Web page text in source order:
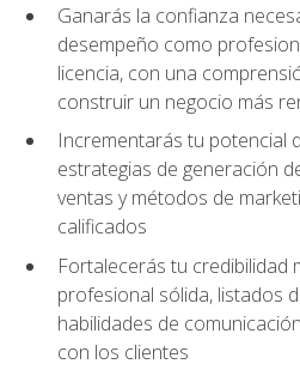
Ganarás la confianza
desempeño como
licencia, con una
construir un negocio más
Incrementarás tu potencial
estrategias de generación
ventas y métodos de
calificados
Fortalecerás tu credibilidad
profesional sólida, listados
habilidades de
con los clientes